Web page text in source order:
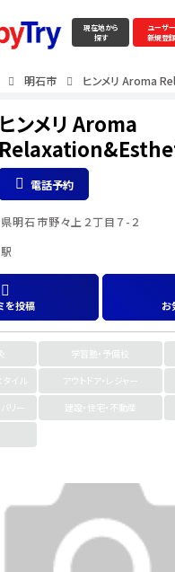
現在地から
探す
ユーザー
新規登録
明石市 ヒンメリ Aroma
ヒンメリ Aroma
電話予約
明石市野々上２丁目７-２
を投稿 お
学習塾・予備校
タイル
アウトドア・レジャー
リー
建設・住宅・不動産